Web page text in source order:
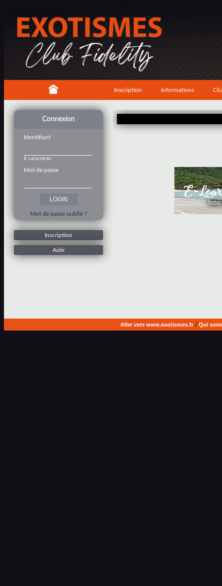
Inscription Informations
Connexion
Identifiant
8 caractères
Mot de passe
Mot de passe oublié ?
Inscription
Aide
Aller vers www.exotismes.fr/ Qui